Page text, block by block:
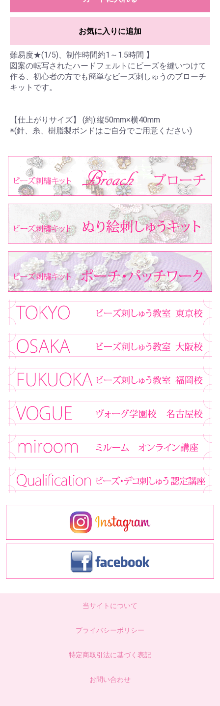
お気に入りに追加
難易度★(1/5)、制作時間約1～1.5時間 】
図案の転写されたハードフェルトにビーズを縫いつけて
作る、初心者の方でも簡単なビーズ刺しゅうのブローチ
キットです。
【仕上がりサイズ】 (約):縦50mm×横40mm
※(針、糸、樹脂製ボンドはご自分でご用意ください)
当サイトについて
プライバシーポリシー
特定商取引法に基づく表記
お問い合わせ